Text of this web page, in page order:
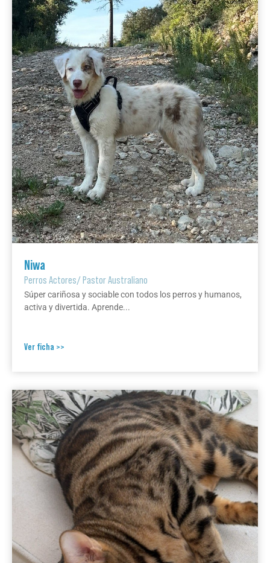
Niwa
Perros Actores/Pastor Australiano
Súper cariñosa y sociable con todos los perros y humanos,
activa y divertida. Aprende...
Ver ficha >>